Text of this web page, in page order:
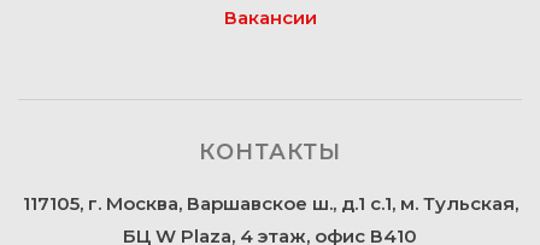
Вакансии
КОНТАКТЫ
117105, г. Москва, Варшавское ш., д.1 с.1, м. Тульская,
БЦ W Plaza, 4 этаж, офис В410